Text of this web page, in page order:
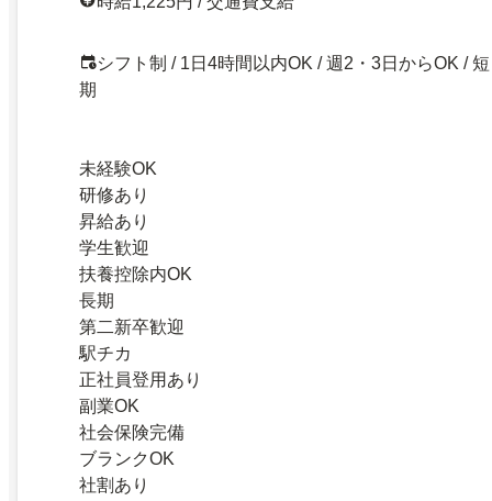
シフト制 / 1日4時間以内OK / 週2・3日からOK / 短
期
未経験OK
研修あり
昇給あり
学生歓迎
扶養控除内OK
長期
第二新卒歓迎
駅チカ
正社員登用あり
副業OK
社会保険完備
ブランクOK
社割あり